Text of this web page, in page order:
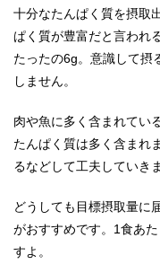
十分なたんぱく質を摂取
ぱく質が豊富だと言われ
たったの6g。意識して摂
しません。
肉や魚に多く含まれてい
たんぱく質は多く含まれ
るなどして工夫していき
どうしても目標摂取量に
がおすすめです。1食あ
すよ。